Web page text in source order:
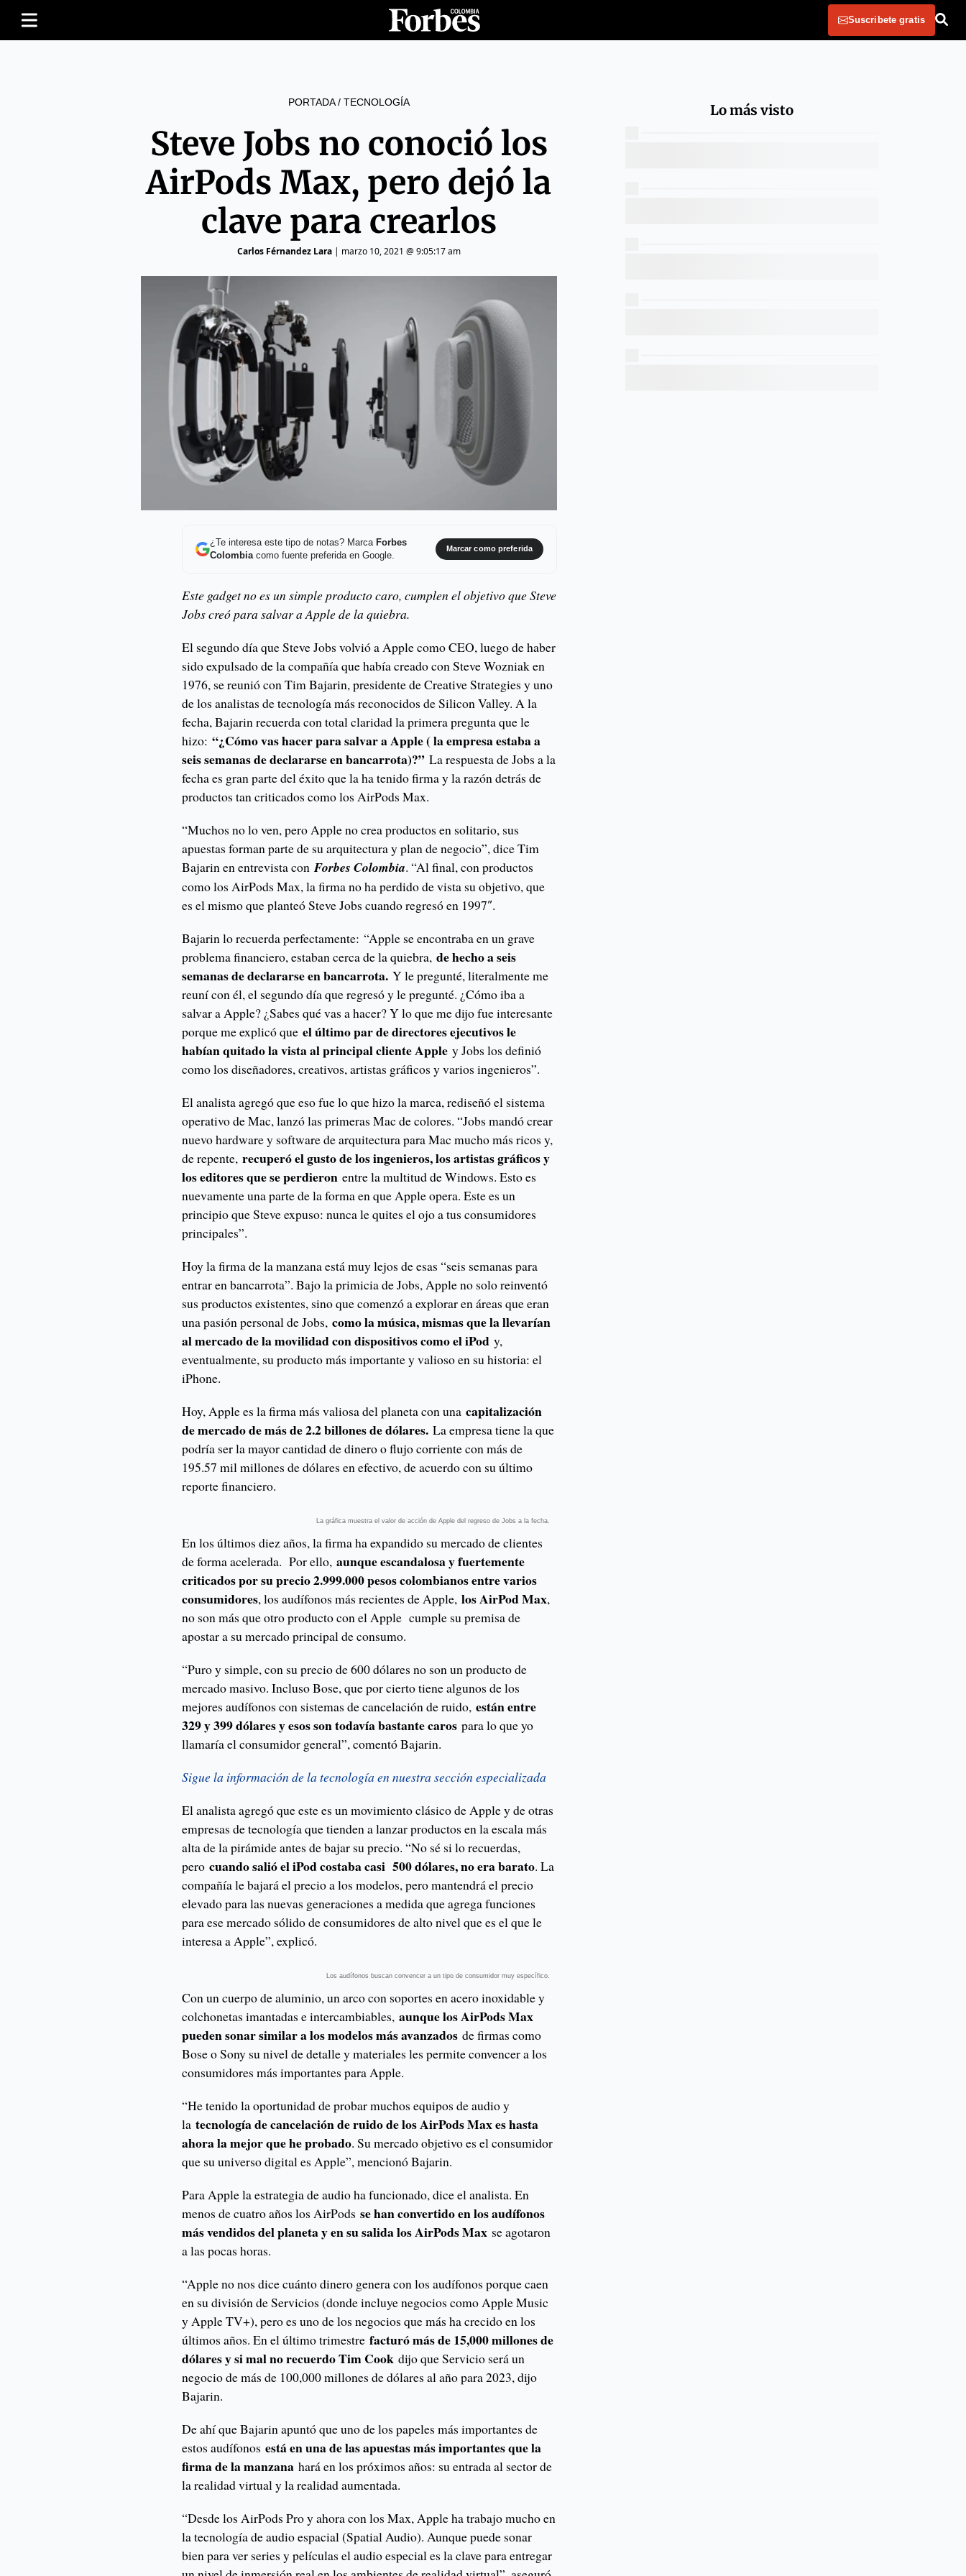
Suscribete gratis
PORTADA/ TECNOLOGÍA
Steve Jobs no conoció los
AirPods Max, pero dejó la
clave para crearlos
Carlos Férnandez Lara| marzo 10, 2021 @ 9:05:17 am
¿Te interesa este tipo de notas? Marca Forbes
Colombiacomo fuente preferida en Google.
Marcar como preferida
Este gadget no es un simple producto caro, cumplen el objetivo que Steve
Jobs creó para salvar a Apple de la quiebra.
El segundo día que Steve Jobs volvió a Apple como CEO, luego de haber
sido expulsado de la compañía que había creado con Steve Wozniak en
1976, se reunió con Tim Bajarin, presidente de Creative Strategies y uno
de los analistas de tecnología más reconocidos de Silicon Valley. A la
fecha, Bajarin recuerda con total claridad la primera pregunta que le
hizo:“¿Cómo vas hacer para salvar a Apple ( la empresa estaba a
seis semanas de declararse en bancarrota)?”La respuesta de Jobs a la
fecha es gran parte del éxito que la ha tenido firma y la razón detrás de
productos tan criticados como los AirPods Max.
“Muchos no lo ven, pero Apple no crea productos en solitario, sus
apuestas forman parte de su arquitectura y plan de negocio”, dice Tim
Bajarin en entrevista conForbes Colombia. “Al final, con productos
como los AirPods Max, la firma no ha perdido de vista su objetivo, que
es el mismo que planteó Steve Jobs cuando regresó en 1997″.
Bajarin lo recuerda perfectamente: “Apple se encontraba en un grave
problema financiero, estaban cerca de la quiebra,de hecho a seis
semanas de declararse en bancarrota.Y le pregunté, literalmente me
reuní con él, el segundo día que regresó y le pregunté. ¿Cómo iba a
salvar a Apple? ¿Sabes qué vas a hacer? Y lo que me dijo fue interesante
porque me explicó queel último par de directores ejecutivos le
habían quitado la vista al principal cliente Appley Jobs los definió
como los diseñadores, creativos, artistas gráficos y varios ingenieros”.
El analista agregó que eso fue lo que hizo la marca, rediseñó el sistema
operativo de Mac, lanzó las primeras Mac de colores. “Jobs mandó crear
nuevo hardware y software de arquitectura para Mac mucho más ricos y,
de repente,recuperó el gusto de los ingenieros, los artistas gráficos y
los editores que se perdieron entre la multitud de Windows. Esto es
nuevamente una parte de la forma en que Apple opera. Este es un
principio que Steve expuso: nunca le quites el ojo a tus consumidores
principales”.
Hoy la firma de la manzana está muy lejos de esas “seis semanas para
entrar en bancarrota”. Bajo la primicia de Jobs, Apple no solo reinventó
sus productos existentes, sino que comenzó a explorar en áreas que eran
una pasión personal de Jobs,como la música, mismas que la llevarían
al mercado de la movilidad con dispositivos como el iPody,
eventualmente, su producto más importante y valioso en su historia: el
iPhone.
Hoy, Apple es la firma más valiosa del planeta con unacapitalización
de mercado de más de 2.2 billones de dólares.La empresa tiene la que
podría ser la mayor cantidad de dinero o flujo corriente con más de
195.57 mil millones de dólares en efectivo, de acuerdo con su último
reporte financiero.
La gráfica muestra el valor de acción de Apple del regreso de Jobs a la fecha.
En los últimos diez años, la firma ha expandido su mercado de clientes
de forma acelerada. Por ello,aunque escandalosa y fuertemente
criticados por su precio 2.999.000 pesos colombianos entre varios
consumidores, los audífonos más recientes de Apple,los AirPod Max,
no son más que otro producto con el Apple cumple su premisa de
apostar a su mercado principal de consumo.
“Puro y simple, con su precio de 600 dólares no son un producto de
mercado masivo. Incluso Bose, que por cierto tiene algunos de los
mejores audífonos con sistemas de cancelación de ruido,están entre
329 y 399 dólares y esos son todavía bastante caros para lo que yo
llamaría el consumidor general”, comentó Bajarin.
Sigue la información de la tecnología en nuestra sección especializada
El analista agregó que este es un movimiento clásico de Apple y de otras
empresas de tecnología que tienden a lanzar productos en la escala más
alta de la pirámide antes de bajar su precio. “No sé si lo recuerdas,
perocuando salió el iPod costaba casi 500 dólares, no era barato. La
compañía le bajará el precio a los modelos, pero mantendrá el precio
elevado para las nuevas generaciones a medida que agrega funciones
para ese mercado sólido de consumidores de alto nivel que es el que le
interesa a Apple”, explicó.
Los audífonos buscan convencer a un tipo de consumidor muy específico.
Con un cuerpo de aluminio, un arco con soportes en acero inoxidable y
colchonetas imantadas e intercambiables,aunque los AirPods Max
pueden sonar similar a los modelos más avanzados de firmas como
Bose o Sony su nivel de detalle y materiales les permite convencer a los
consumidores más importantes para Apple.
“He tenido la oportunidad de probar muchos equipos de audio y
latecnología de cancelación de ruido de los AirPods Max es hasta
ahora la mejor que he probado. Su mercado objetivo es el consumidor
que su universo digital es Apple”, mencionó Bajarin.
Para Apple la estrategia de audio ha funcionado, dice el analista. En
menos de cuatro años los AirPodsse han convertido en los audífonos
más vendidos del planeta y en su salida los AirPods Max se agotaron
a las pocas horas.
“Apple no nos dice cuánto dinero genera con los audífonos porque caen
en su división de Servicios (donde incluye negocios como Apple Music
y Apple TV+), pero es uno de los negocios que más ha crecido en los
últimos años. En el último trimestrefacturó más de 15,000 millones de
dólares y si mal no recuerdo Tim Cook dijo que Servicio será un
negocio de más de 100,000 millones de dólares al año para 2023, dijo
Bajarin.
De ahí que Bajarin apuntó que uno de los papeles más importantes de
estos audífonosestá en una de las apuestas más importantes que la
firma de la manzanahará en los próximos años: su entrada al sector de
la realidad virtual y la realidad aumentada.
“Desde los AirPods Pro y ahora con los Max, Apple ha trabajo mucho en
la tecnología de audio espacial (Spatial Audio). Aunque puede sonar
bien para ver series y películas el audio especial es la clave para entregar
Lo más visto